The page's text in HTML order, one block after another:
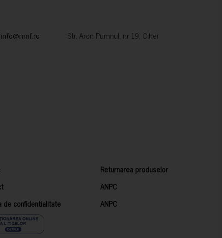
info@mnf.ro Str. Aron Pumnul, nr 19, Cihei
Returnarea produselor
ANPC
de confidentialitate ANPC